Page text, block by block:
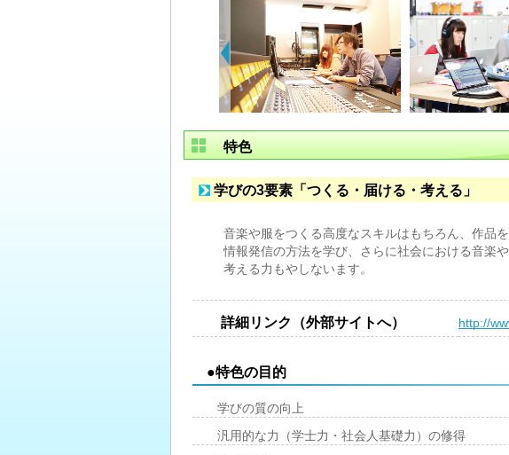
特色
学びの3要素「つくる・届ける・考える」
音楽や服をつくる高度なスキルはもちろん、作品
情報発信の方法を学び、さらに社会における音楽
考える力もやしないます。
詳細リンク（外部サイトへ） http://
●特色の目的
学びの質の向上
汎用的な力（学士力・社会人基礎力）の修得